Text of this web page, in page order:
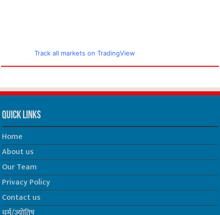
Track all markets on TradingView
Quick Links
Home
About us
Our Team
Privacy Policy
Contact us